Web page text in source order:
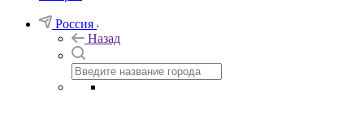
Россия
Назад